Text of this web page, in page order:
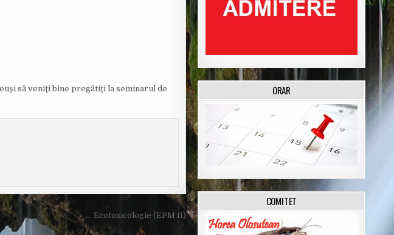
să veniţi bine pregătiţi la seminarul de
← Ecotoxicologie (EPM II)
ORAR
COMITET